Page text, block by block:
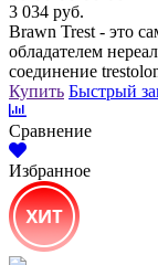
3 034 руб.
Brawn Trest - это
обладателем
соединение
Купить Быстрый
Сравнение
Избранное